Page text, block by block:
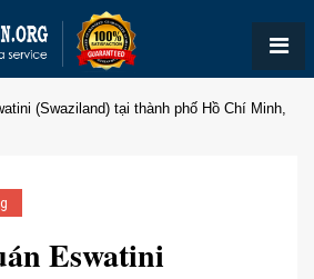
(Swaziland) tại thành phố Hồ Chí Minh,
Eswatini